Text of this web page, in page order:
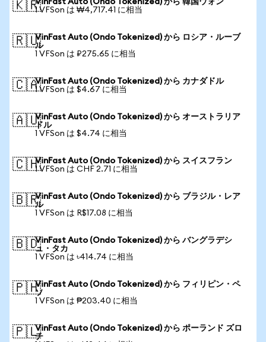
🇰🇷VinFast Auto (Ondo Tokenized) から 韓国ウォン
1 VFSon は ₩4,717.41 に相当
🇷🇺VinFast Auto (Ondo Tokenized) から ロシア・ルーブ
ル
1 VFSon は ₽275.65 に相当
🇨🇦VinFast Auto (Ondo Tokenized) から カナダドル
1 VFSon は $4.67 に相当
🇦🇺VinFast Auto (Ondo Tokenized) から オーストラリア
ドル
1 VFSon は $4.74 に相当
🇨🇭VinFast Auto (Ondo Tokenized) から スイスフラン
1 VFSon は CHF 2.71 に相当
🇧🇷VinFast Auto (Ondo Tokenized) から ブラジル・レア
ル
1 VFSon は R$17.08 に相当
🇧🇩VinFast Auto (Ondo Tokenized) から バングラデシ
ュ・タカ
1 VFSon は ৳414.74 に相当
🇵🇭VinFast Auto (Ondo Tokenized) から フィリピン・ペ
ソ
1 VFSon は ₱203.40 に相当
🇵🇱VinFast Auto (Ondo Tokenized) から ポーランド ズロ
チ